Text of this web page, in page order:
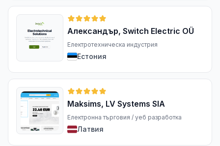
Александър, Switch Electric OÜ
Електротехническа индустрия
Естония
Maksims, LV Systems SIA
Електронна търговия / уеб разработка
Латвия